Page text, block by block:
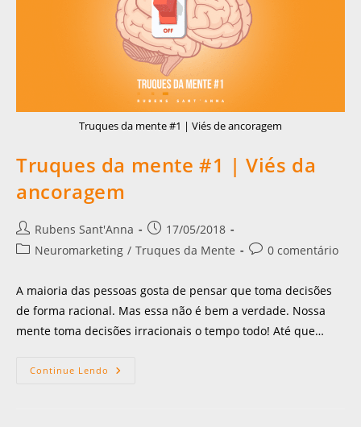
Truques da mente #1 | Viés de ancoragem
Truques da mente #1 | Viés da
ancoragem
Rubens Sant'Anna
17/05/2018
Neuromarketing / Truques da Mente 0 comentário
A maioria das pessoas gosta de pensar que toma decisões
de forma racional. Mas essa não é bem a verdade. Nossa
mente toma decisões irracionais o tempo todo! Até que…
Continue Lendo